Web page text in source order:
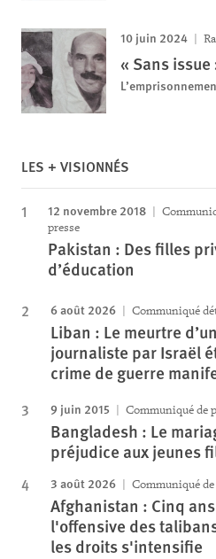
10 juin 2024
« Sans issue
LES + VISIONNÉS
12 novembre 2018
presse
Pakistan : Des filles
d’éducation
6 août 2026 Communiqué
Liban : Le meurtre
journaliste par Israël
crime de guerre
9 juin 2015 Communiqué de
Bangladesh : Le
préjudice aux jeunes
3 août 2026 Communiqué de
Afghanistan : Cinq
l'offensive des
les droits s'intensifie